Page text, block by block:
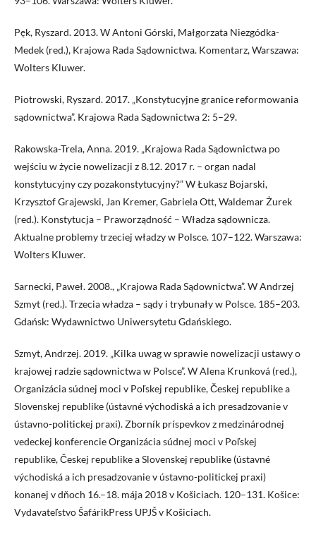
Pęk, Ryszard. 2013. W Antoni Górski, Małgorzata Niezgódka-
Medek (red.), Krajowa Rada Sądownictwa. Komentarz, Warszawa:
Wolters Kluwer.
Piotrowski, Ryszard. 2017. „Konstytucyjne granice reformowania
sądownictwa”. Krajowa Rada Sądownictwa 2: 5–29.
Rakowska-Trela, Anna. 2019. „Krajowa Rada Sądownictwa po
wejściu w życie nowelizacji z 8.12. 2017 r. – organ nadal
konstytucyjny czy pozakonstytucyjny?” W Łukasz Bojarski,
Krzysztof Grajewski, Jan Kremer, Gabriela Ott, Waldemar Żurek
(red.). Konstytucja – Praworządność – Władza sądownicza.
Aktualne problemy trzeciej władzy w Polsce. 107–122. Warszawa:
Wolters Kluwer.
Sarnecki, Paweł. 2008., „Krajowa Rada Sądownictwa”. W Andrzej
Szmyt (red.). Trzecia władza – sądy i trybunały w Polsce. 185–203.
Gdańsk: Wydawnictwo Uniwersytetu Gdańskiego.
Szmyt, Andrzej. 2019. „Kilka uwag w sprawie nowelizacji ustawy o
krajowej radzie sądownictwa w Polsce”. W Alena Krunková (red.),
Organizácia súdnej moci v Poľskej republike, Českej republike a
Slovenskej republike (ústavné východiská a ich presadzovanie v
ústavno-politickej praxi). Zborník príspevkov z medzinárodnej
vedeckej konferencie Organizácia súdnej moci v Poľskej
republike, Českej republike a Slovenskej republike (ústavné
východiská a ich presadzovanie v ústavno-politickej praxi)
konanej v dňoch 16.–18. mája 2018 v Košiciach. 120–131. Košice:
Vydavateľstvo ŠafárikPress UPJŠ v Košiciach.